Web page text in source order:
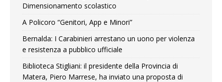
Dimensionamento scolastico
A Policoro “Genitori, App e Minori”
Bernalda: I Carabinieri arrestano un uono per violenza
e resistenza a pubblico ufficiale
Biblioteca Stigliani: il presidente della Provincia di
Matera, Piero Marrese, ha inviato una proposta di